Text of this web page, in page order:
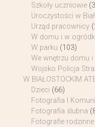
Szkoły uczniowie
Uroczystości w
Urząd pracownicy
W domu i w
W parku (103)
We wnętrzu domu
Wojsko Policja
W BIAŁOSTOCKIM
Dzieci (66)
Fotografia I
Fotografia ślubna
Fotografie rodzinne